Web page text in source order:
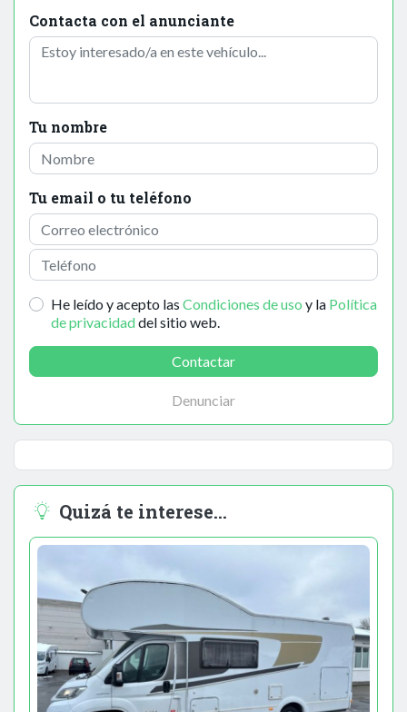
Contacta con el anunciante
Tu nombre
Tu email o tu teléfono
He leído y acepto las Condiciones de uso y la Política
de privacidaddel sitio web.
Contactar
Denunciar
Quizá te interese...